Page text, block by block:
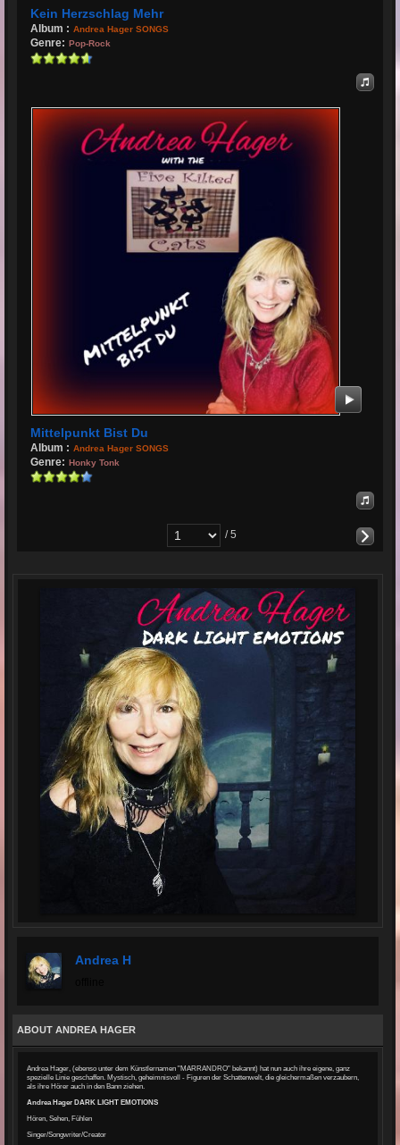
Kein Herzschlag Mehr
Album : Andrea Hager SONGS
Genre: Pop-Rock
Mittelpunkt Bist Du
Album : Andrea Hager SONGS
Genre: Honky Tonk
/ 5
Andrea H
ABOUT ANDREA HAGER
Andrea Hager, (ebenso unter dem Künstlernamen "MARRANDRO" bekannt) hat nun auch ihre eigene, ganz
spezielle Linie geschaffen. Mystisch, geheimnisvoll - Figuren der Schattenwelt, die gleichermaßen verzaubern,
als ihre Hörer auch in den Bann ziehen.
Andrea Hager DARK LIGHT EMOTIONS
Hören, Sehen, Fühlen
Singer/Songwriter/Creator